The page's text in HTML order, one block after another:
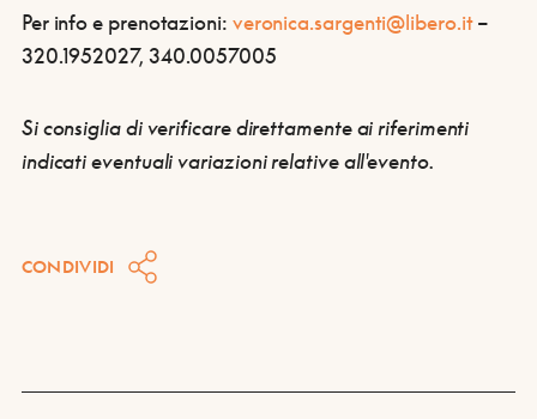
Per info e prenotazioni: veronica.sargenti@libero.it–
320.1952027, 340.0057005
Si consiglia di verificare direttamente ai riferimenti
indicati eventuali variazioni relative all'evento.
CONDIVIDI